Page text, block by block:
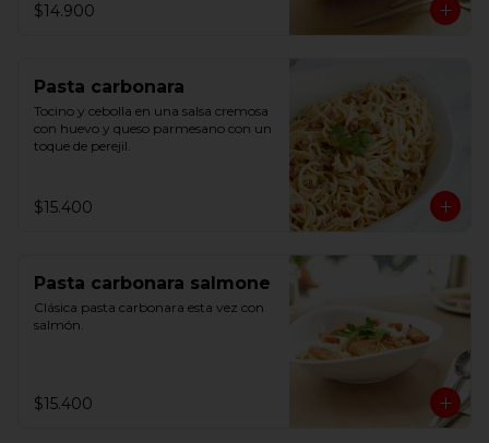
$14.900
Pasta carbonara
Tocino y cebolla en una salsa cremosa
con huevo y queso parmesano con un
toque de perejil.
$15.400
Pasta carbonara salmone
Clásica pasta carbonara esta vez con
salmón.
$15.400